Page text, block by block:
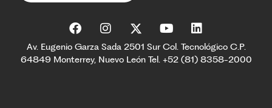
Av. Eugenio Garza Sada 2501 Sur Col. Tecnológico C.P.
64849 Monterrey, Nuevo León Tel. +52 (81) 8358-2000